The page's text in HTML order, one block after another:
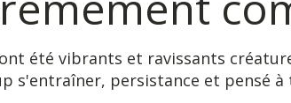
été vibrants et ravissants
s'entraîner, persistance et pensé